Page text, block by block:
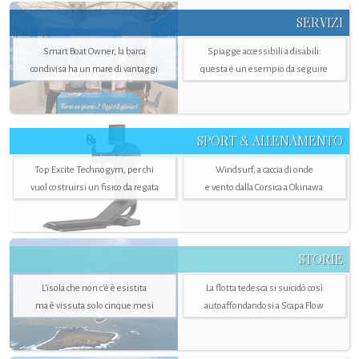
SERVIZI
Smart Boat Owner, la barca
condivisa ha un mare di vantaggi
Spiagge accessibili a disabili:
questa è un esempio da seguire
SPORT & ALLENAMENTO
Top Excite Technogym, per chi
vuol costruirsi un fisico da regata
Windsurf, a caccia di onde
e vento dalla Corsica a Okinawa
STORIE
L’isola che non c'è è esistita
ma è vissuta solo cinque mesi
La flotta tedesca si suicidò così
autoaffondandosi a Scapa Flow